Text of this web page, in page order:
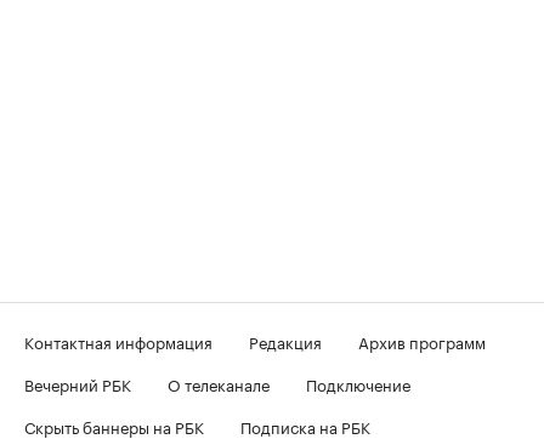
Контактная информация Редакция
Архив программ
Вечерний РБК
О телеканале
Подключение
Скрыть баннеры на РБК
Подписка на РБК